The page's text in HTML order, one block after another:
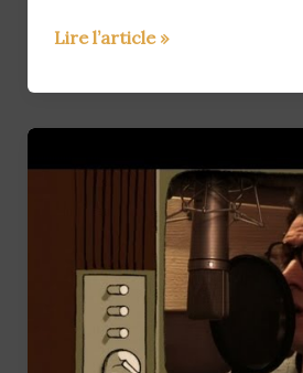
John
sur
E.T.
Lire l’article »